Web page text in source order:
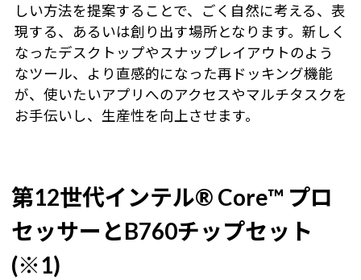
しい方法を提案することで、ごく自然に考える、表
現する、あるいは創り出す場所となります。新しく
なったデスクトップやスナップレイアウトのよう
なツール、より直感的になった再ドッキング機能
が、使いたいアプリへのアクセスやマルチタスクを
お手伝いし、生産性を向上させます。
第12世代インテル® Core™ プロ
セッサーとB760チップセット
(※1)